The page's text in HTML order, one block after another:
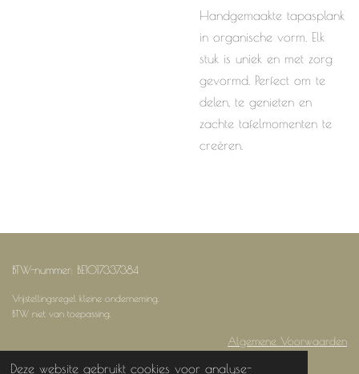
Deze website gebruikt cookies voor analyse-
Handgemaakte tapasplank
in organische vorm. Elk
stuk is uniek en met zorg
gevormd. Perfect om te
delen, te genieten en
zachte tafelmomenten te
creëren.
BTW-nummer: BE1017337384
Vrijstellingsregel kleine onderneming.
BTW niet van toepassing.
Algemene Voorwaarden
Je kan me terugvinden via: